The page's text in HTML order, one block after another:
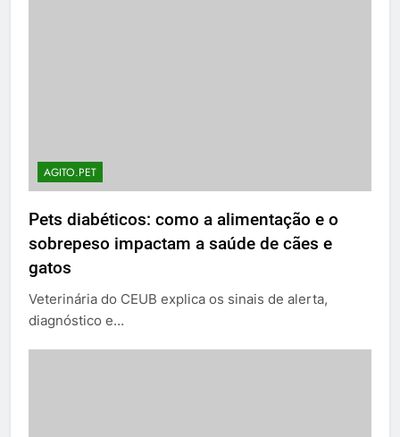
AGITO.PET
Pets diabéticos: como a alimentação e o
sobrepeso impactam a saúde de cães e
gatos
Veterinária do CEUB explica os sinais de alerta,
diagnóstico e…